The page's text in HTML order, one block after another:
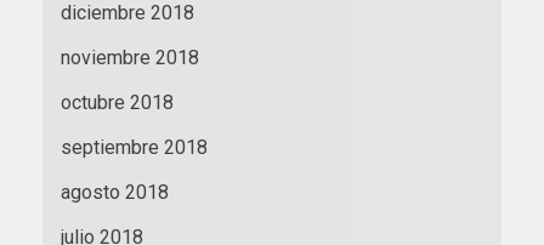
diciembre 2018
noviembre 2018
octubre 2018
septiembre 2018
agosto 2018
julio 2018